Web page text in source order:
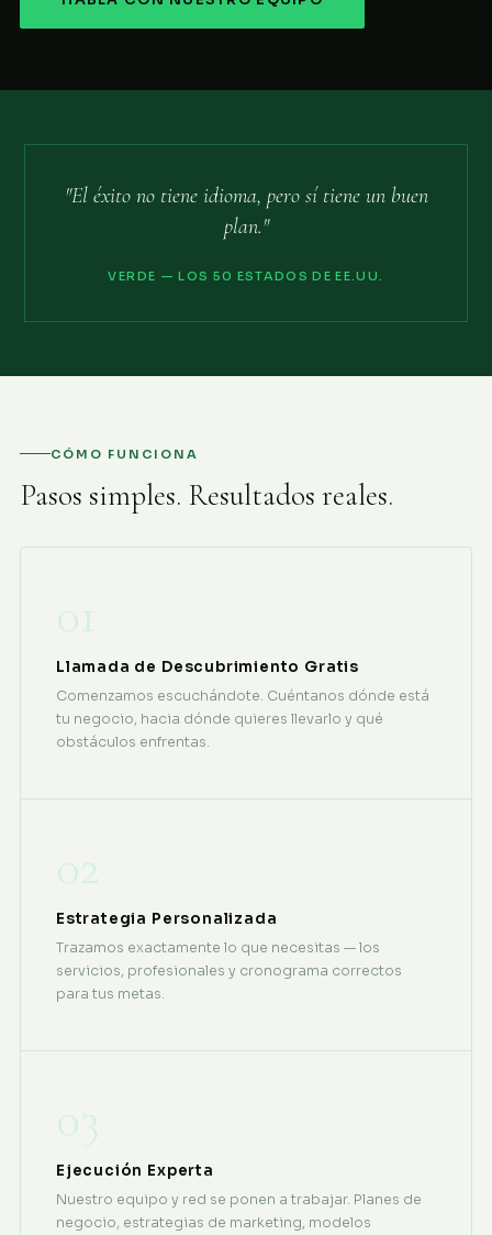
"El éxito no tiene idioma, pero sí tiene un buen
plan."
VERDE — LOS 50 ESTADOS DE EE.UU.
CÓMO FUNCIONA
Pasos simples. Resultados reales.
01
Llamada de Descubrimiento Gratis
Comenzamos escuchándote. Cuéntanos dónde está
tu negocio, hacia dónde quieres llevarlo y qué
obstáculos enfrentas.
02
Estrategia Personalizada
Trazamos exactamente lo que necesitas — los
servicios, profesionales y cronograma correctos
para tus metas.
03
Ejecución Experta
Nuestro equipo y red se ponen a trabajar. Planes de
negocio, estrategias de marketing, modelos